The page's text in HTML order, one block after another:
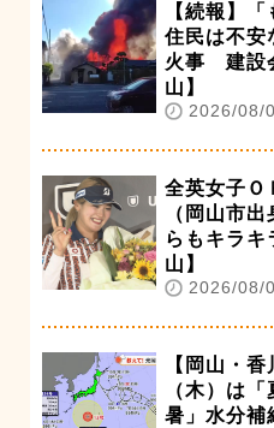
【続報】
住民は不
火事 建設
山】
2026/08/
全英女子Ｏ
（岡山市
らもキラキ
山】
2026/08/
【岡山・
（木）は
暑」水分